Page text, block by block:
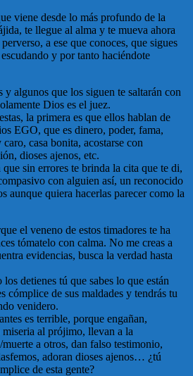
viene desde lo más profundo de la
te llegue al alma y te mueva ahora
a ese que conoces, que sigues
y por tanto haciéndote
y algunos que los siguen te saltarán con
Dios es el juez.
la primera es que ellos hablan de
EGO, que es dinero, poder, fama,
casa bonita, acostarse con
dioses ajenos, etc.
que sin errores te brinda la cita que te di,
con alguien así, un reconocido
aunque quiera hacerlas parecer como la
el veneno de estos timadores te ha
tómatelo con calma. No me creas a
evidencias, busca la verdad hasta
detienes tú que sabes lo que están
cómplice de sus maldades y tendrás tu
venidero.
es terrible, porque engañan,
al prójimo, llevan a la
a otros, dan falso testimonio,
adoran dioses ajenos… ¿tú
de esta gente?